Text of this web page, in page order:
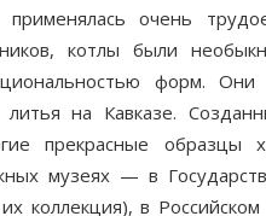
очень
котлы были
форм. Они
на Кавказе.
прекрасные образцы
музеях — в
коллекция), в Российском